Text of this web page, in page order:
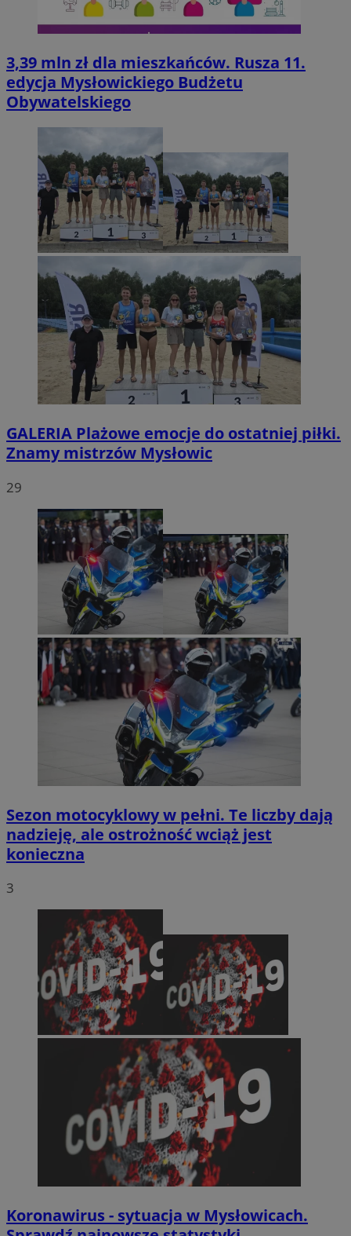
3,39 mln zł dla mieszkańców. Rusza 11.
edycja Mysłowickiego Budżetu
Obywatelskiego
GALERIA Plażowe emocje do ostatniej piłki.
Znamy mistrzów Mysłowic
29
Sezon motocyklowy w pełni. Te liczby dają
nadzieję, ale ostrożność wciąż jest
konieczna
3
Koronawirus - sytuacja w Mysłowicach.